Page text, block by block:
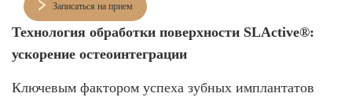
Записаться на прием
Технология обработки поверхности SLActive®️:
ускорение остеоинтеграции
Ключевым фактором успеха зубных имплантатов